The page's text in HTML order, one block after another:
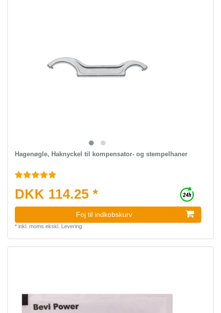
Hagenøgle, Haknyckel til kompensator- og stempelhaner
DKK 114.25 *
Foj til indkobskurv
* inkl. moms ekskl. Levering